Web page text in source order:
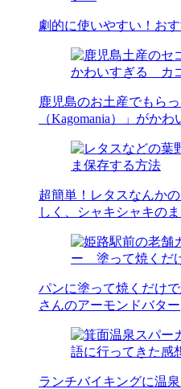
劇的に使いやすい！お
鹿児島のお土産でもら
（Kagomania）」がかわ
超簡単！レタスなんか
しく、シャキシャキの
パンに塗って焼くだけで
さんのアーモンドバター
ランチバイキングに温